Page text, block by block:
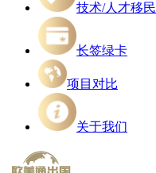
技术/人才移民
长签绿卡
项目对比
关于我们